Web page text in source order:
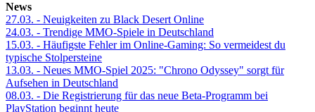
News
27.03. - Neuigkeiten zu Black Desert Online
24.03. - Trendige MMO-Spiele in Deutschland
15.03. - Häufigste Fehler im Online-Gaming: So vermeidest du
typische Stolpersteine
13.03. - Neues MMO-Spiel 2025: "Chrono Odyssey" sorgt für
Aufsehen in Deutschland
08.03. - Die Registrierung für das neue Beta-Programm bei
PlayStation beginnt heute